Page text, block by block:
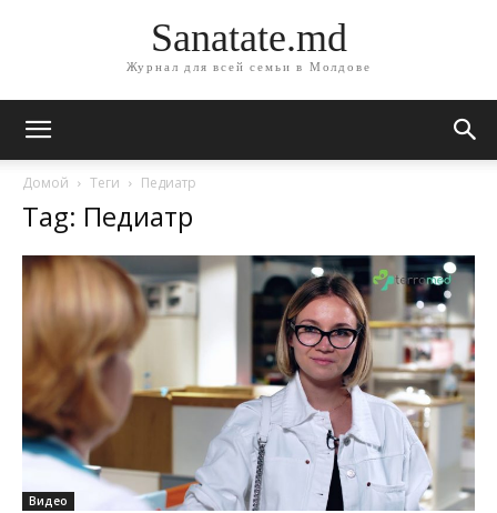
Sanatate.md
Журнал для всей семьи в Молдове
Домой Теги Педиатр
Tag: Педиатр
Видео